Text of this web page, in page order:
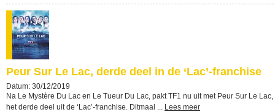
Peur Sur Le Lac, derde deel in de ‘Lac’-franchise
Datum: 30/12/2019
Na Le Mystère Du Lac en Le Tueur Du Lac, pakt TF1 nu uit met Peur Sur Le Lac,
het derde deel uit de ‘Lac’-franchise. Ditmaal ... Lees meer